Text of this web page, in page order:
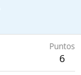
Puntos
6